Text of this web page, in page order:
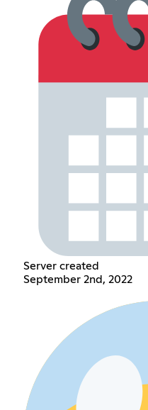
Server created
September 2nd, 2022